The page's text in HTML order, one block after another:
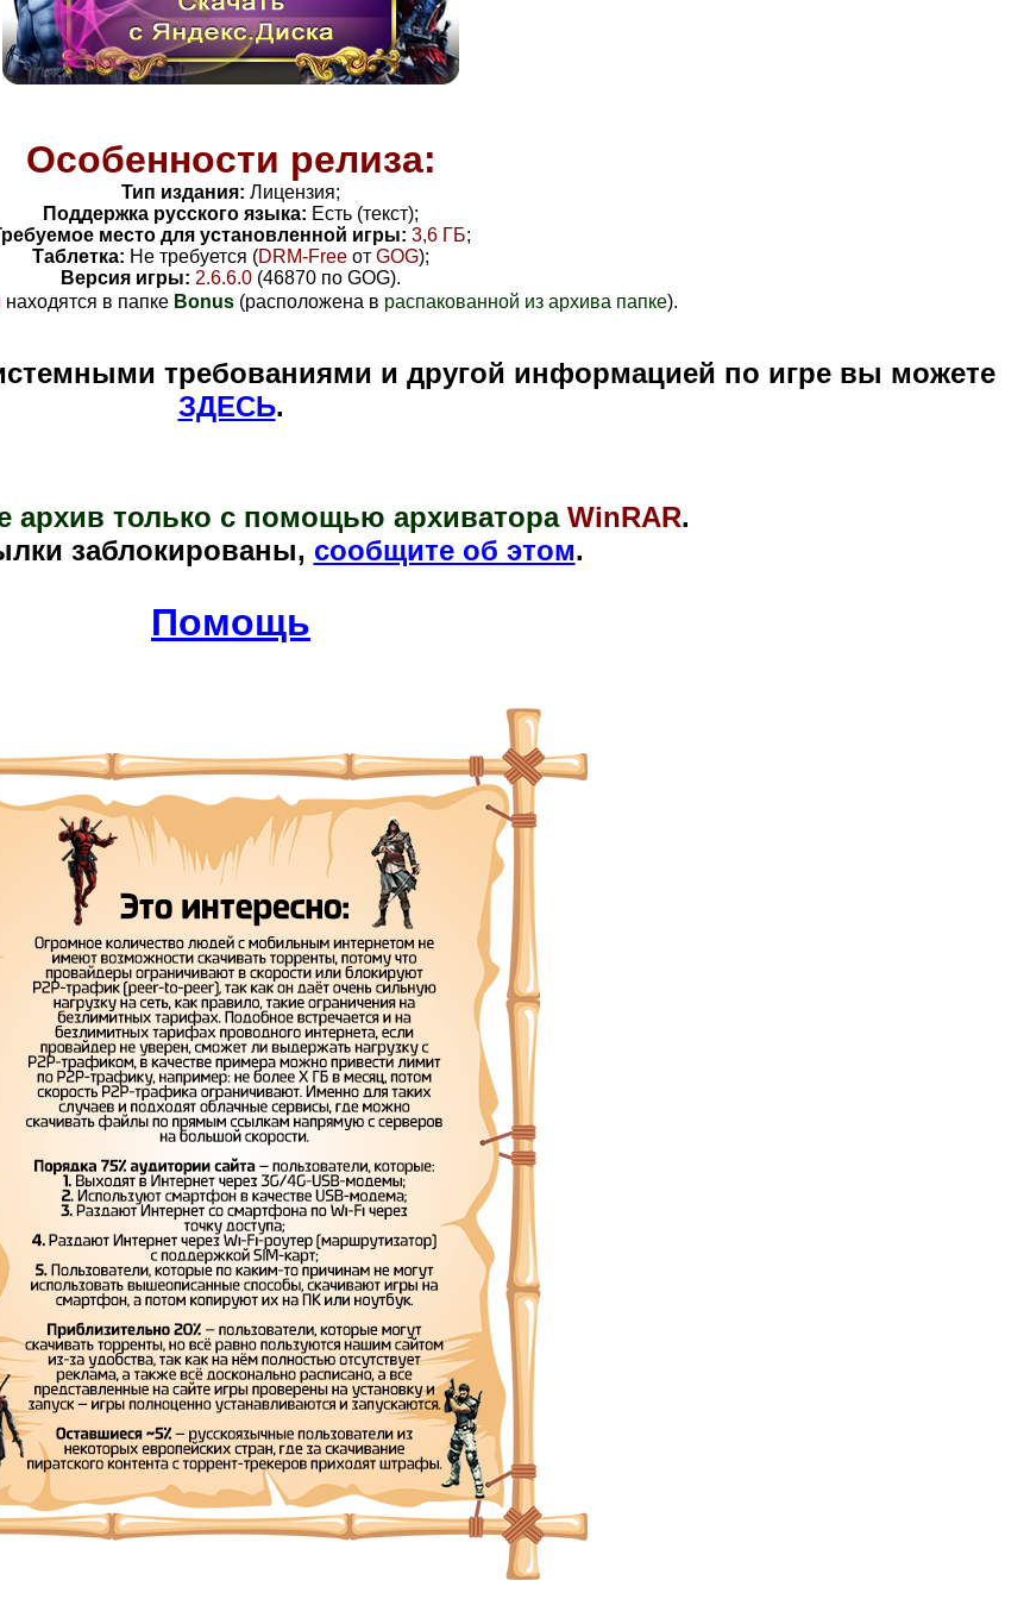
Особенности релиза:
Тип издания: Лицензия;
Поддержка русского языка: Есть (текст);
место для установленной игры: 3,6 ГБ;
Таблетка: Не требуется (DRM-Free от GOG);
Версия игры: 2.6.6.0 (46870 по GOG).
находятся в папке Bonus(расположена в распакованной из архива папке).
требованиями и другой информацией по игре вы можете
ЗДЕСЬ.
архив только с помощью архиватора WinRAR.
заблокированы, сообщите об этом.
Помощь